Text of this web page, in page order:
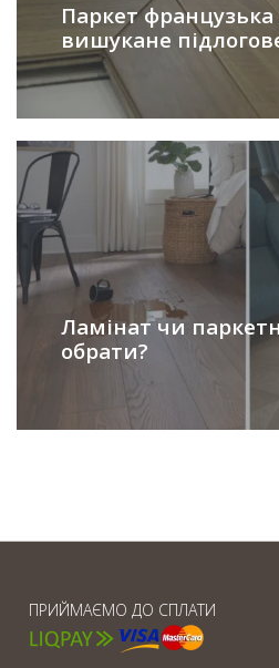
Паркет
вишукане
Ламінат чи
обрати?
ПРИЙМАЄМО ДО СПЛАТИ